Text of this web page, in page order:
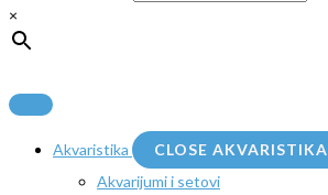
×
Akvaristika CLOSE AKVARISTIKA
Akvarijumi i setovi